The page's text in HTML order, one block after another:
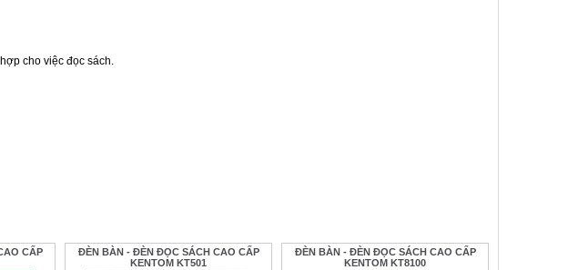
cho việc đọc sách.
CẤP
ĐÈN BÀN - ĐÈN ĐỌC SÁCH CAO CẤP
KENTOM KT501
ĐÈN BÀN - ĐÈN ĐỌC SÁCH CAO CẤP
KENTOM KT8100